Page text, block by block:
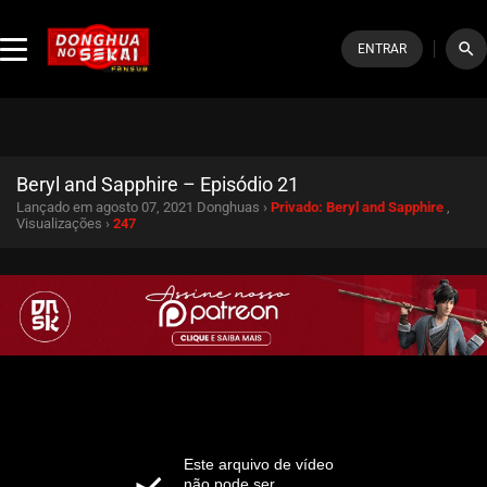
ENTRAR search
Beryl and Sapphire – Episódio 21
Lançado em agosto 07, 2021 Donghuas › Privado: Beryl and Sapphire
Visualizações › 247